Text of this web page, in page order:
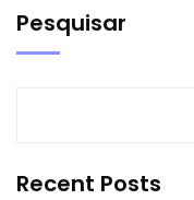
Pesquisar
Recent Posts